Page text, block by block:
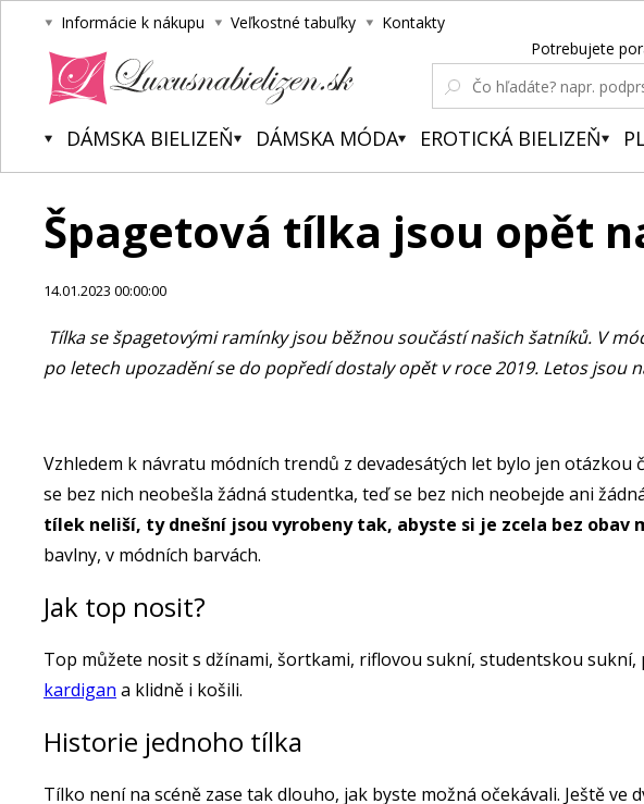
Informácie k nákupu Veľkostné tabuľky Kontakty
Potrebujete
DÁMSKA BIELIZEŇ DÁMSKA MÓDA EROTICKÁ BIELIZEŇ
Špagetová tílka jsou opět
14.01.2023 00:00:00
Tílka se špagetovými ramínky jsou běžnou součástí našich šatníků. V
po letech upozadění se do popředí dostaly opět v roce 2019. Letos jsou
Vzhledem k návratu módních trendů z devadesátých let bylo jen
se bez nich neobešla žádná studentka, teď se bez nich neobejde ani
tílek neliší, ty dnešní jsou vyrobeny tak, abyste si je zcela bez obav
bavlny, v módních barvách.
Jak top nosit?
Top můžete nosit s džínami, šortkami, riflovou sukní, studentskou
kardigan a klidně i košili.
Historie jednoho tílka
Tílko není na scéně zase tak dlouho, jak byste možná očekávali. Ještě